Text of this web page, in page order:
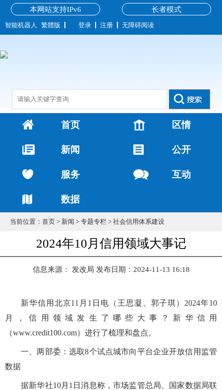
长者模式
本网站支持IPv6
智能机器人 繁體版 登录 注册 无障碍阅读
首页 区情
新闻 公开
服务 互动
数据
当前位置： 首页 > 新闻 > 专题专栏 > 社会信用体系建设
2024年10月信用领域大事记
信息来源： 发改局 发布日期：2024-11-13 16:18
新华信用北京11月1日电（王思凝、郭子琪）2024年10
月，信用领域发生了哪些大事？新华信用
（www.credit100.com）进行了梳理和盘点。
一、两部委：选取8个试点城市向平台企业开放信用监管
数据
据新华社10月1日消息称，市场监管总局、国家数据局联